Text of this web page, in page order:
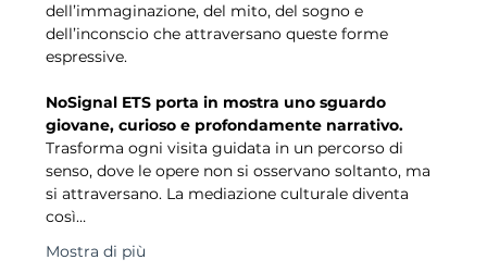
dell’immaginazione, del mito, del sogno e
dell’inconscio che attraversano queste forme
espressive.
NoSignal ETS porta in mostra uno sguardo
giovane, curioso e profondamente narrativo.
Trasforma ogni visita guidata in un percorso di
senso, dove le opere non si osservano soltanto, ma
si attraversano. La mediazione culturale diventa
così…
Mostra di più